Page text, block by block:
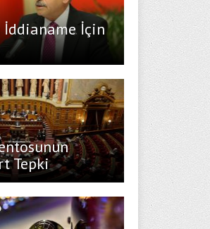
İddianame İçin
Tepki